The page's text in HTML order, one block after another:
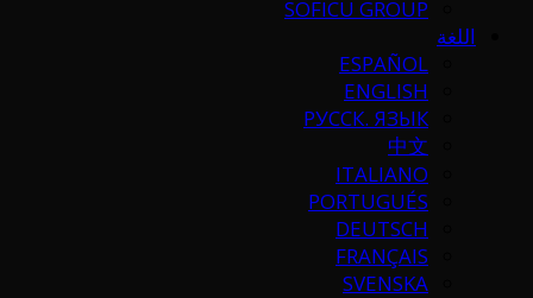
SOFICU GROUP
اللغة
ESPAÑOL
ENGLISH
РУССК. ЯЗЫК
中文
ITALIANO
PORTUGUÉS
DEUTSCH
FRANÇAIS
SVENSKA